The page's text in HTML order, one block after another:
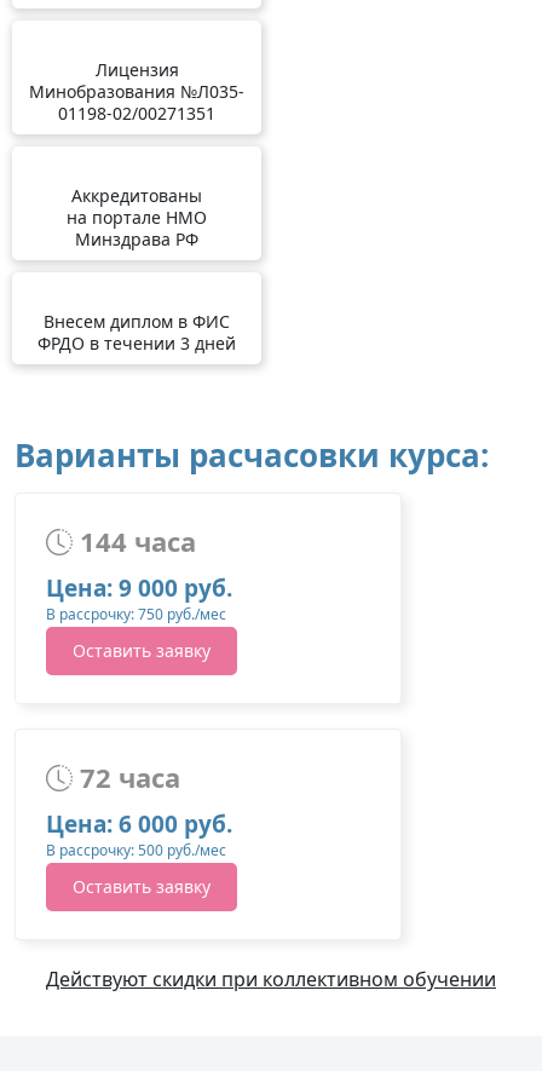
Лицензия
Минобразования №Л035-
01198-02/00271351
Аккредитованы
на портале НМО
Минздрава РФ
Внесем диплом в ФИС
ФРДО в течении 3 дней
Варианты расчасовки курса:
144 часа
Цена: 9 000 руб.
В рассрочку: 750 руб./мес
Оставить заявку
72 часа
Цена: 6 000 руб.
В рассрочку: 500 руб./мес
Оставить заявку
Действуют скидки при коллективном обучении